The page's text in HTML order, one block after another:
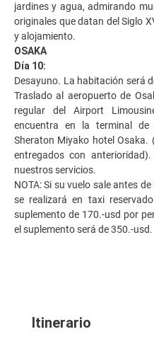
jardines y agua, admirando
originales que datan del Siglo
y alojamiento.
OSAKA
Día 10:
Desayuno. La habitación será
Traslado al aeropuerto de
regular del Airport
encuentra en la terminal
Sheraton Miyako hotel
entregados con
nuestros servicios.
NOTA: Si su vuelo sale antes
se realizará en taxi
suplemento de 170.-usd por
el suplemento será de 350.-usd.
Itinerario